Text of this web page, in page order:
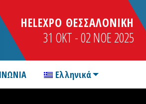
HELEXPO ΘΕΣΣΑΛΟΝΙΚΗ
31 OKT - 02 NOE 2025
Ελληνικά